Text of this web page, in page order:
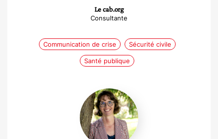
Le cab.org
Consultante
Communication de crise Sécurité civile
Santé publique
Céline
Dalmard